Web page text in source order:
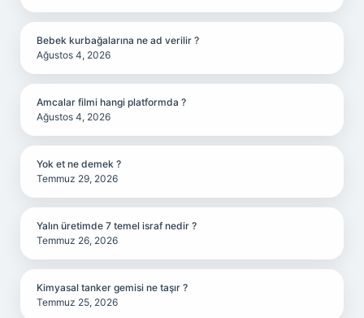
Bebek kurbağalarına ne ad verilir ?
Ağustos 4, 2026
Amcalar filmi hangi platformda ?
Ağustos 4, 2026
Yok et ne demek ?
Temmuz 29, 2026
Yalın üretimde 7 temel israf nedir ?
Temmuz 26, 2026
Kimyasal tanker gemisi ne taşır ?
Temmuz 25, 2026